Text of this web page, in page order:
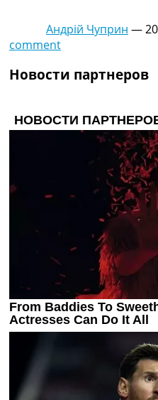
Андрій Чуприн —
comment
Новости партнеров